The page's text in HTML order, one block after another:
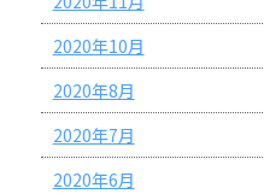
2020年10月
2020年8月
2020年7月
2020年6月